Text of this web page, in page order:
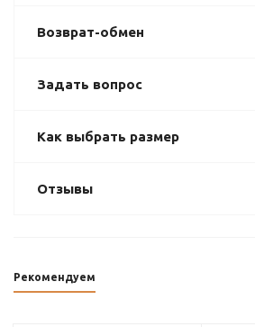
Возврат-обмен
Задать вопрос
Как выбрать размер
Отзывы
Рекомендуем